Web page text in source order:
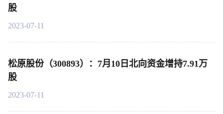
股
2023-07-11
松原股份（300893）：7月10日北向资金增持7.91万
股
2023-07-11